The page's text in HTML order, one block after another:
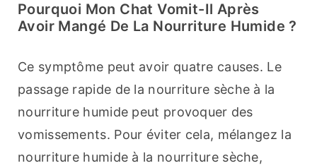
Pourquoi Mon Chat Vomit-Il Après
Avoir Mangé De La Nourriture Humide ?
Ce symptôme peut avoir quatre causes. Le
passage rapide de la nourriture sèche à la
nourriture humide peut provoquer des
vomissements. Pour éviter cela, mélangez la
nourriture humide à la nourriture sèche,